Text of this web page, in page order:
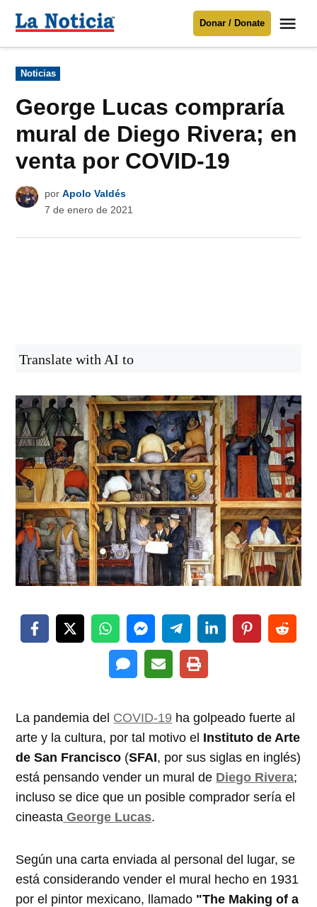
Para mantenerte informado necesitamos
Donar
contenido
Noticia
Donar / Donate
Publicado
en
Noticias
George Lucas compraría
mural de Diego Rivera; en
venta por COVID-19
por Apolo Valdés
7 de enero de 2021
Translate with AI to
La pandemia del COVID-19 ha golpeado fuerte al
arte y la cultura, por tal motivo el Instituto de Arte
de San Francisco (SFAI, por sus siglas en inglés)
está pensando vender un mural de Diego Rivera;
incluso se dice que un posible comprador sería el
cineasta George Lucas.
Según una carta enviada al personal del lugar, se
está considerando vender el mural hecho en 1931
por el pintor mexicano, llamado "The Making of a